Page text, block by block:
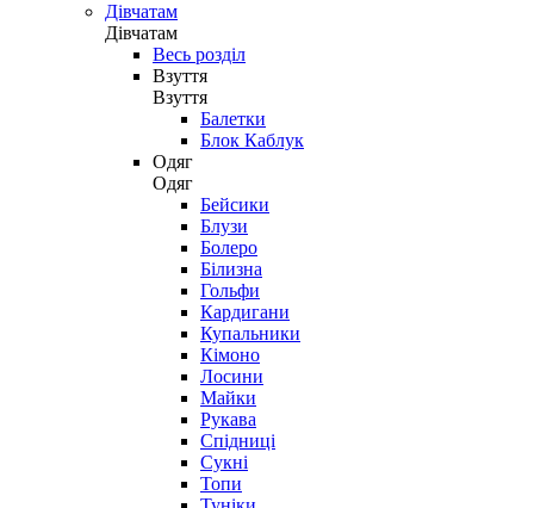
Дівчатам
Дівчатам
Весь розділ
Взуття
Взуття
Балетки
Блок Каблук
Одяг
Одяг
Бейсики
Блузи
Болеро
Білизна
Гольфи
Кардигани
Купальники
Кімоно
Лосини
Майки
Рукава
Спідниці
Сукні
Топи